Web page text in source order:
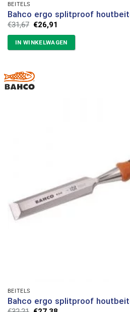
BEITELS
Bahco ergo splitproof
€31,67 Oorspronkelijke
prijs
was:
€31,67.
€26,91
is:
€26,91.
IN WINKELWAGEN
BEITELS
Bahco ergo splitproof